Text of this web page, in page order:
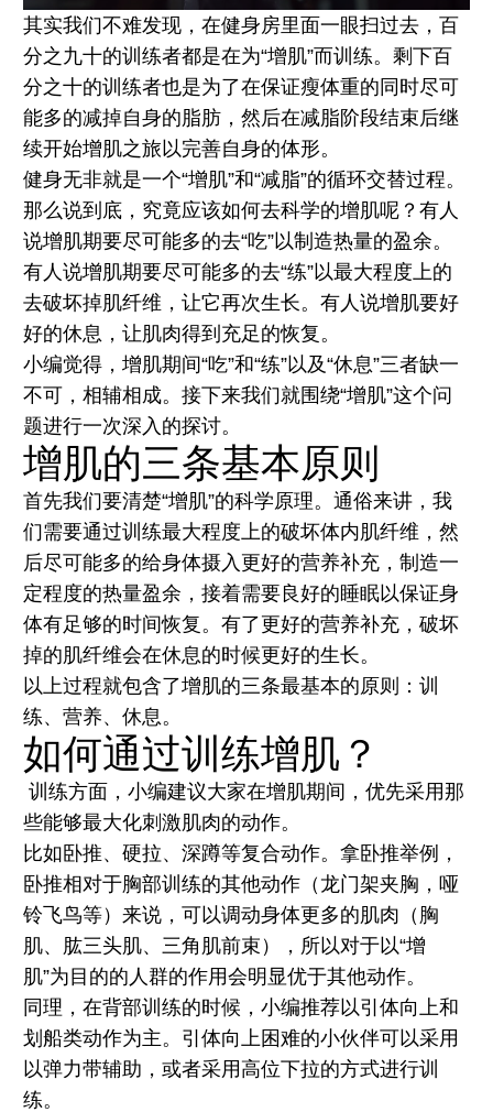
其实我们不难发现，在健身房里面一眼扫过去，百
分之九十的训练者都是在为“增肌”而训练。剩下百
分之十的训练者也是为了在保证瘦体重的同时尽可
能多的减掉自身的脂肪，然后在减脂阶段结束后继
续开始增肌之旅以完善自身的体形。
健身无非就是一个“增肌”和“减脂”的循环交替过程。
那么说到底，究竟应该如何去科学的增肌呢？有人
说增肌期要尽可能多的去“吃”以制造热量的盈余。
有人说增肌期要尽可能多的去“练”以最大程度上的
去破坏掉肌纤维，让它再次生长。有人说增肌要好
好的休息，让肌肉得到充足的恢复。
小编觉得，增肌期间“吃”和“练”以及“休息”三者缺一
不可，相辅相成。接下来我们就围绕“增肌”这个问
题进行一次深入的探讨。
增肌的三条基本原则
首先我们要清楚“增肌”的科学原理。通俗来讲，我
们需要通过训练最大程度上的破坏体内肌纤维，然
后尽可能多的给身体摄入更好的营养补充，制造一
定程度的热量盈余，接着需要良好的睡眠以保证身
体有足够的时间恢复。有了更好的营养补充，破坏
掉的肌纤维会在休息的时候更好的生长。
以上过程就包含了增肌的三条最基本的原则：训
练、营养、休息。
如何通过训练增肌？
训练方面，小编建议大家在增肌期间，优先采用那
些能够最大化刺激肌肉的动作。
比如卧推、硬拉、深蹲等复合动作。拿卧推举例，
卧推相对于胸部训练的其他动作（龙门架夹胸，哑
铃飞鸟等）来说，可以调动身体更多的肌肉（胸
肌、肱三头肌、三角肌前束），所以对于以“增
肌”为目的的人群的作用会明显优于其他动作。
同理，在背部训练的时候，小编推荐以引体向上和
划船类动作为主。引体向上困难的小伙伴可以采用
以弹力带辅助，或者采用高位下拉的方式进行训
练。